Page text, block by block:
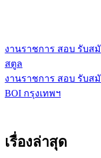
แนะแนว
เรื่อง
งานราชการ สอบ รับส
สตูล
งานราชการ สอบ รับส
BOI กรุงเทพฯ
เรื่องล่าสุด